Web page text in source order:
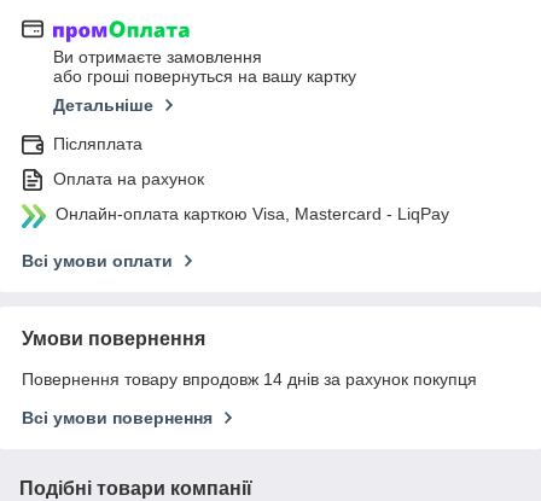
Ви отримаєте замовлення
або гроші повернуться на вашу картку
Детальніше
Післяплата
Оплата на рахунок
Онлайн-оплата карткою Visa, Mastercard - LiqPay
Всі умови оплати
Умови повернення
Повернення товару впродовж 14 днів за рахунок покупця
Всі умови повернення
Подібні товари компанії